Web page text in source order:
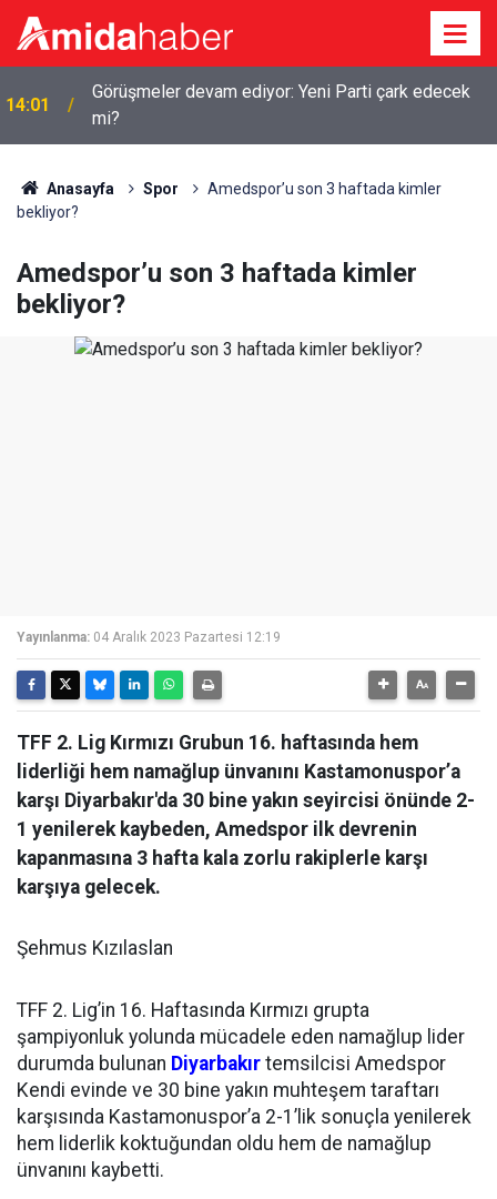
13:10
Amedspor’dan peş peşe transferler: İşte imza
atacak 5 futbolcu
Anasayfa Spor
Amedspor’u son 3 haftada kimler
bekliyor?
Amedspor’u son 3 haftada kimler
bekliyor?
Yayınlanma: 04 Aralık 2023 Pazartesi 12:19
TFF 2. Lig Kırmızı Grubun 16. haftasında hem
liderliği hem namağlup ünvanını Kastamonuspor’a
karşı Diyarbakır'da 30 bine yakın seyircisi önünde 2-
1 yenilerek kaybeden, Amedspor ilk devrenin
kapanmasına 3 hafta kala zorlu rakiplerle karşı
karşıya gelecek.
Şehmus Kızılaslan
TFF 2. Lig’in 16. Haftasında Kırmızı grupta
şampiyonluk yolunda mücadele eden namağlup lider
durumda bulunan Diyarbakır temsilcisi Amedspor
Kendi evinde ve 30 bine yakın muhteşem taraftarı
karşısında Kastamonuspor’a 2-1’lik sonuçla yenilerek
hem liderlik koktuğundan oldu hem de namağlup
ünvanını kaybetti.